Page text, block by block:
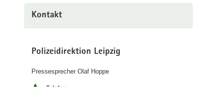
Kontakt
Polizeidirektion Leipzig
Pressesprecher Olaf Hoppe